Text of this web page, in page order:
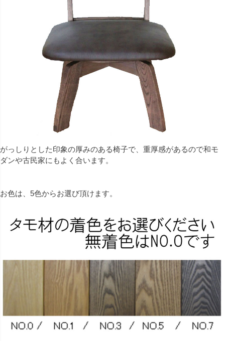
がっしりとした印象の厚みのある椅子で、重厚感があるので和モ
ダンや古民家にもよく合います。
お色は、5色からお選び頂けます。